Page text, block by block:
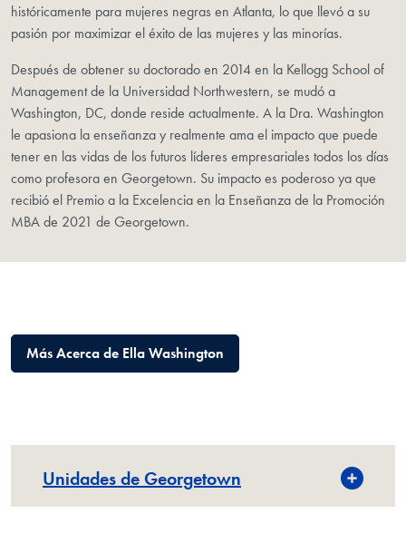
históricamente para mujeres negras en Atlanta, lo que llevó a su
pasión por maximizar el éxito de las mujeres y las minorías.
Después de obtener su doctorado en 2014 en la Kellogg School of
Management de la Universidad Northwestern, se mudó a
Washington, DC, donde reside actualmente. A la Dra. Washington
le apasiona la enseñanza y realmente ama el impacto que puede
tener en las vidas de los futuros líderes empresariales todos los días
como profesora en Georgetown. Su impacto es poderoso ya que
recibió el Premio a la Excelencia en la Enseñanza de la Promoción
MBA de 2021 de Georgetown.
Más Acerca de Ella Washington
Unidades de Georgetown